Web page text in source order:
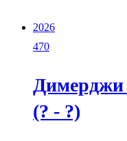
2026
470
Димерджи
(? - ?)